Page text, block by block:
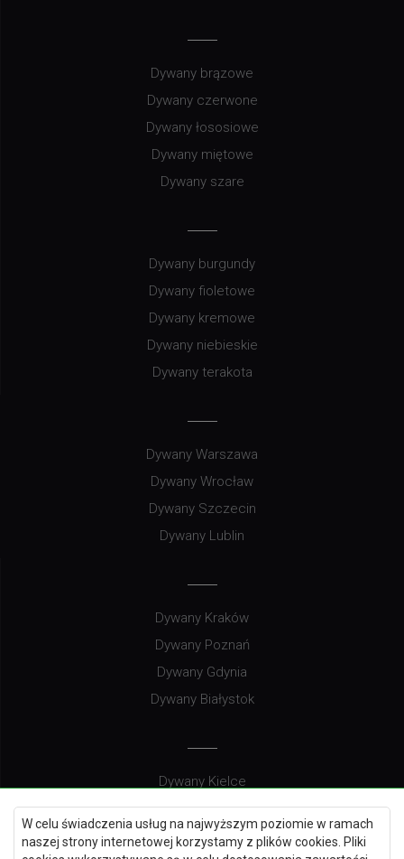
W celu świadczenia usług na najwyższym poziomie w ramach
naszej strony internetowej korzystamy z plików cookies. Pliki
Dywany brązowe
Dywany czerwone
Dywany łososiowe
Dywany miętowe
Dywany szare
Dywany burgundy
Dywany fioletowe
Dywany kremowe
Dywany niebieskie
Dywany terakota
Dywany Warszawa
Dywany Wrocław
Dywany Szczecin
Dywany Lublin
Dywany Kraków
Dywany Poznań
Dywany Gdynia
Dywany Białystok
Dywany Kielce
Dywany Gdańsk
Dywany Toruń